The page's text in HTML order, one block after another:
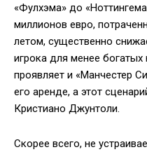
«Фулхэма» до
миллионов евро,
летом, существенно
игрока для менее богатых
проявляет и «Манчестер
его аренде, а этот
Кристиано Джунтоли.
Скорее всего, не